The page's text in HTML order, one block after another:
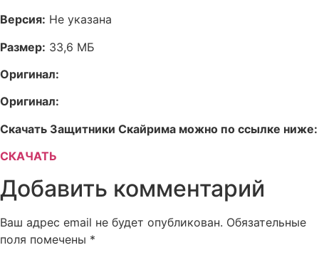
Версия: Не указана
Размер: 33,6 МБ
Оригинал:
Оригинал:
Скачать Защитники Скайрима можно по ссылке ниже:
СКАЧАТЬ
Добавить комментарий
Ваш адрес email не будет опубликован. Обязательные
поля помечены *